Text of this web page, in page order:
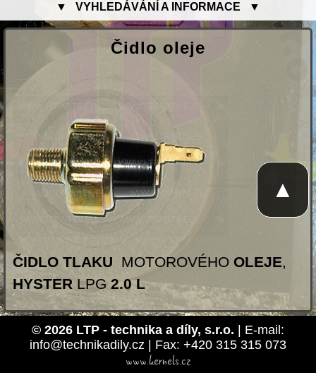
▼ VYHLEDÁVÁNÍ A INFORMACE ▼
Čidlo oleje
ČIDLO TLAKU MOTOROVÉHO OLEJE,
HYSTERLPG2.0 L
© 2026 LTP - technika a díly, s.r.o. | E-mail:
info@technikadily.cz | Fax: +420 315 315 073
www.kernels.cz
▲